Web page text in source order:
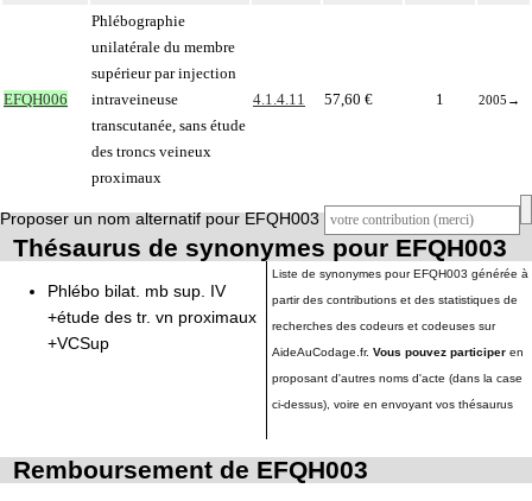
EFQH006
Phlébographie
unilatérale du membre
supérieur par injection
intraveineuse
transcutanée, sans étude
des troncs veineux
proximaux
4.1.4.11 57,60 € 1 2005 →
Proposer un nom alternatif pour EFQH003
Thésaurus de synonymes pour EFQH003
Phlébo bilat. mb sup. IV
+étude des tr. vn proximaux
+VCSup
Liste de synonymes pour EFQH003 générée à
partir des contributions et des statistiques de
recherches des codeurs et codeuses sur
AideAuCodage.fr. Vous pouvez participer en
proposant d'autres noms d'acte (dans la case
ci-dessus), voire en envoyant vos thésaurus
Remboursement de EFQH003